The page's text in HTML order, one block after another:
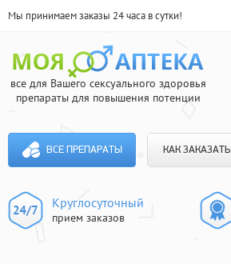
Мы принимаем заказы 24 часа в сутки!
все для Вашего сексуального здоровья
препараты для повышения потенции
ВСЕ ПРЕПАРАТЫ КАК ЗАКАЗАТЬ
Круглосуточный
прием заказов